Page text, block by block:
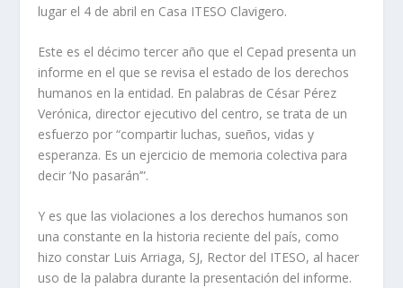
lugar el 4 de abril en Casa ITESO Clavigero.
Este es el décimo tercer año que el Cepad presenta un
informe en el que se revisa el estado de los derechos
humanos en la entidad. En palabras de César Pérez
Verónica, director ejecutivo del centro, se trata de un
esfuerzo por “compartir luchas, sueños, vidas y
esperanza. Es un ejercicio de memoria colectiva para
decir ‘No pasarán’”.
Y es que las violaciones a los derechos humanos son
una constante en la historia reciente del país, como
hizo constar Luis Arriaga, SJ, Rector del ITESO, al hacer
uso de la palabra durante la presentación del informe.